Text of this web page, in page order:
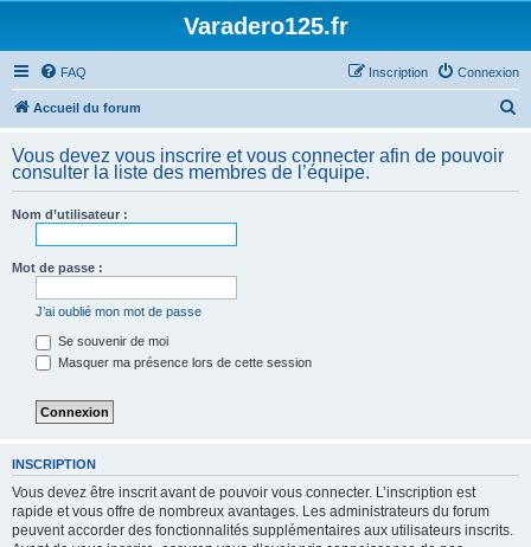
Varadero125.fr
FAQ Connexion
Inscription
Accueil du forum
h
Vous devez vous inscrire et vous connecter afin de pouvoir
consulter la liste des membres de l’équipe.
Nom d’utilisateur :
Mot de passe :
J’ai oublié mon mot de passe
Se souvenir de moi
Masquer ma présence lors de cette session
INSCRIPTION
Vous devez être inscrit avant de pouvoir vous connecter. L’inscription est
rapide et vous offre de nombreux avantages. Les administrateurs du forum
peuvent accorder des fonctionnalités supplémentaires aux utilisateurs inscrits.